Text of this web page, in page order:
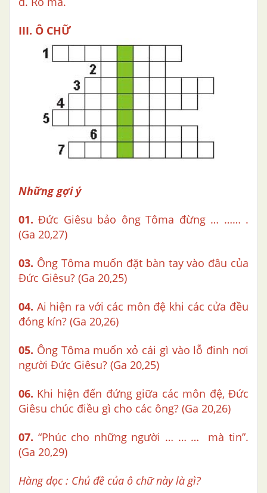
III. Ô CHỮ
Những gợi ý
01. Đức Giêsu bảo ông Tôma đừng … …… .
(Ga 20,27)
03. Ông Tôma muốn đặt bàn tay vào đâu của
Đức Giêsu? (Ga 20,25)
04. Ai hiện ra với các môn đệ khi các cửa đều
đóng kín? (Ga 20,26)
05. Ông Tôma muốn xỏ cái gì vào lỗ đinh nơi
người Đức Giêsu? (Ga 20,25)
06. Khi hiện đến đứng giữa các môn đệ, Đức
Giêsu chúc điều gì cho các ông? (Ga 20,26)
07. “Phúc cho những người … … … mà tin”.
(Ga 20,29)
Hàng dọc : Chủ đề của ô chữ này là gì?